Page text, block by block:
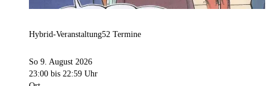
Hybrid-Veranstaltung52 Termine
So 9. August 2026
23:00 bis 22:59 Uhr